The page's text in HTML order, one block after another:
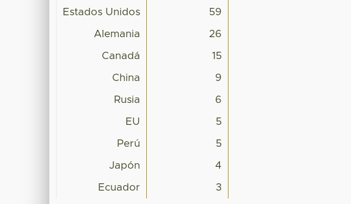
Estados Unidos 59
Alemania 26
Canadá 15
China 9
Rusia 6
EU 5
Perú 5
Japón 4
Ecuador 3